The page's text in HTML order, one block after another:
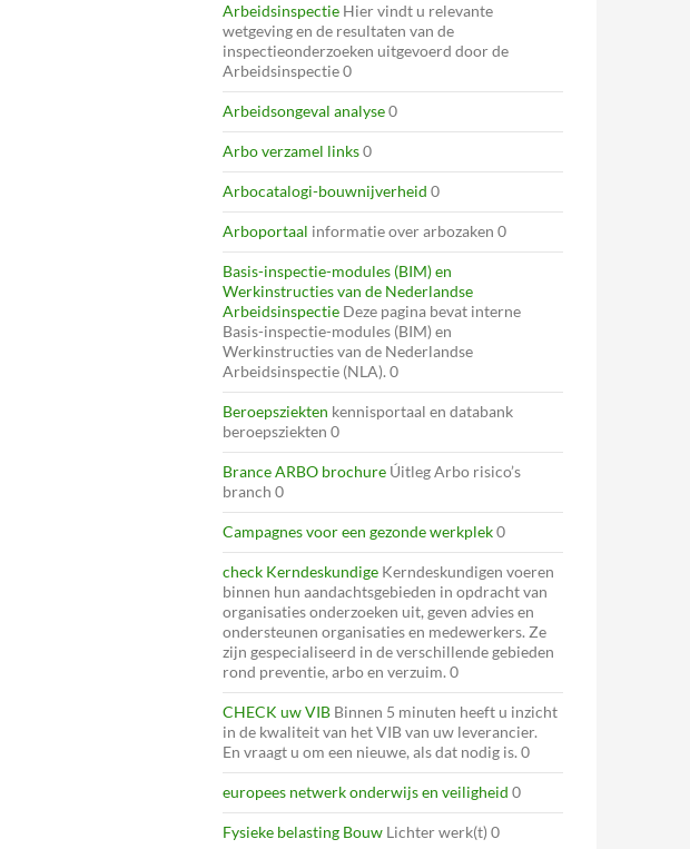
Arbeidsinspectie Hier vindt u relevante
wetgeving en de resultaten van de
inspectieonderzoeken uitgevoerd door de
Arbeidsinspectie 0
Arbeidsongeval analyse0
Arbo verzamel links0
Arbocatalogi-bouwnijverheid 0
Arboportaal informatie over arbozaken 0
Basis-inspectie-modules (BIM) en
Werkinstructies van de Nederlandse
Arbeidsinspectie Deze pagina bevat interne
Basis-inspectie-modules (BIM) en
Werkinstructies van de Nederlandse
Arbeidsinspectie (NLA). 0
Beroepsziekten kennisportaal en databank
beroepsziekten 0
Brance ARBO brochure Úitleg Arbo risico’s
branch 0
Campagnes voor een gezonde werkplek0
check Kerndeskundige Kerndeskundigen voeren
binnen hun aandachtsgebieden in opdracht van
organisaties onderzoeken uit, geven advies en
ondersteunen organisaties en medewerkers. Ze
zijn gespecialiseerd in de verschillende gebieden
rond preventie, arbo en verzuim. 0
CHECK uw VIB Binnen 5 minuten heeft u inzicht
in de kwaliteit van het VIB van uw leverancier.
En vraagt u om een nieuwe, als dat nodig is. 0
europees netwerk onderwijs en veiligheid 0
Fysieke belasting Bouw Lichter werk(t) 0